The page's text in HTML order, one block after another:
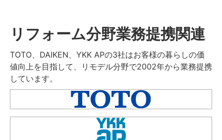
リフォーム分野業務提携関連
TOTO、DAIKEN、YKK APの3社はお客様の暮らしの価
値向上を目指して、リモデル分野で2002年から業務提携
しています。